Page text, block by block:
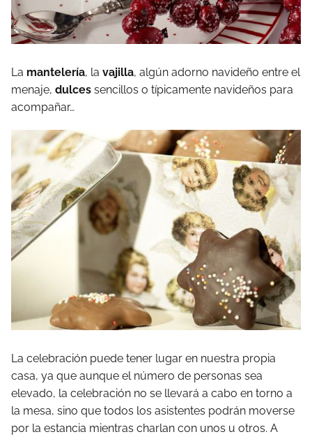
La mantelería, la vajilla, algún adorno navideño entre el
menaje, dulces sencillos o típicamente navideños para
acompañar…
La celebración puede tener lugar en nuestra propia
casa, ya que aunque el número de personas sea
elevado, la celebración no se llevará a cabo en torno a
la mesa, sino que todos los asistentes podrán moverse
por la estancia mientras charlan con unos u otros. A